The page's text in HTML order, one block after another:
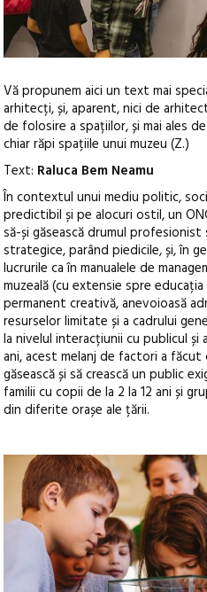
Vă propunem aici un text mai
arhitecți, și, aparent, nici de
de folosire a spațiilor, și mai ales
chiar răpi spațiile unui muzeu (Z.)
Text: Raluca Bem Neamu
În contextul unui mediu politic,
predictibil și pe alocuri ostil, un
să-și găsească drumul
strategice, parând piedicile, și, în
lucrurile ca în manualele de
muzeală (cu extensie spre
permanent creativă, anevoioasă
resurselor limitate și a cadrului
la nivelul interacțiunii cu publicul și
ani, acest melanj de factori a făcut
găsească și să crească un public
familii cu copii de la 2 la 12 ani și
din diferite orașe ale țării.